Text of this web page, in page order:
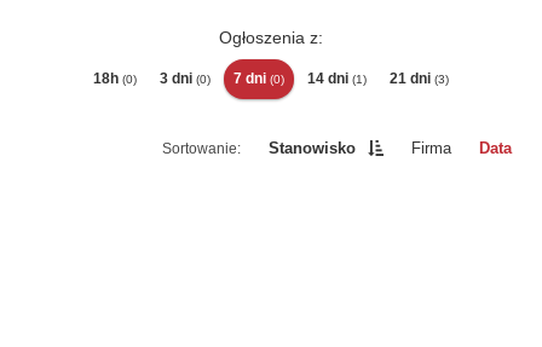
Ogłoszenia z:
18h (0) 3 dni (0) 7 dni (0) 14 dni (1) 21 dni (3)
Stanowisko Firma Data